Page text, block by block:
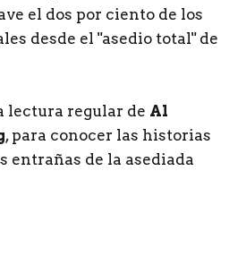
el dos por ciento de los
desde el "asedio total" de
lectura regular de Al
, para conocer las historias
entrañas de la asediada